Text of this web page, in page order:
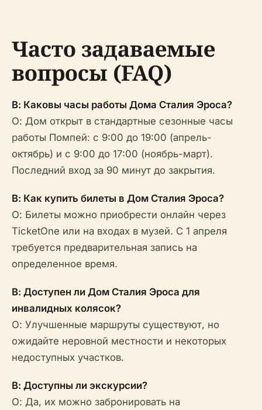
Часто задаваемые
вопросы (FAQ)
В: Каковы часы работы Дома Сталия Эроса?
О: Дом открыт в стандартные сезонные часы
работы Помпей: с 9:00 до 19:00 (апрель-
октябрь) и с 9:00 до 17:00 (ноябрь-март).
Последний вход за 90 минут до закрытия.
В: Как купить билеты в Дом Сталия Эроса?
О: Билеты можно приобрести онлайн через
TicketOne или на входах в музей. С 1 апреля
требуется предварительная запись на
определенное время.
В: Доступен ли Дом Сталия Эроса для
инвалидных колясок?
О: Улучшенные маршруты существуют, но
ожидайте неровной местности и некоторых
недоступных участков.
В: Доступны ли экскурсии?
О: Да, их можно забронировать на